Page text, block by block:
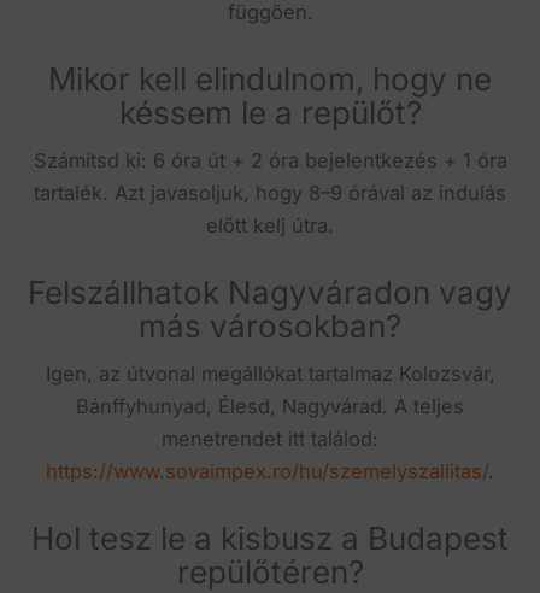
függően.
Mikor kell elindulnom, hogy ne
késsem le a repülőt?
Számítsd ki: 6 óra út + 2 óra bejelentkezés + 1 óra
tartalék. Azt javasoljuk, hogy 8–9 órával az indulás
előtt kelj útra.
Felszállhatok Nagyváradon vagy
más városokban?
Igen, az útvonal megállókat tartalmaz Kolozsvár,
Bánffyhunyad, Élesd, Nagyvárad. A teljes
menetrendet itt találod:
https://www.sovaimpex.ro/hu/szemelyszallitas/.
Hol tesz le a kisbusz a Budapest
repülőtéren?